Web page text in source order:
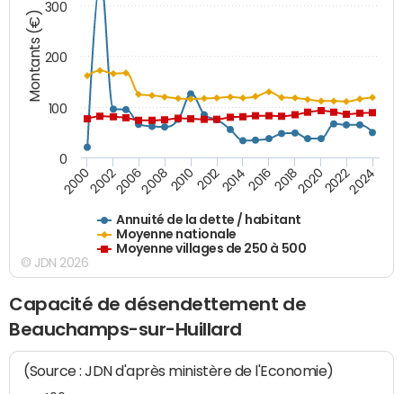
Montants (€)
Annuité de la dette / habitant
Moyenne nationale
Moyenne villages de 250 à 500
200020022006200820102012201420162018202020222024
0
100
200
300
© JDN 2026
Capacité de désendettement de
Beauchamps-sur-Huillard
(Source : JDN d'après ministère de l'Economie)